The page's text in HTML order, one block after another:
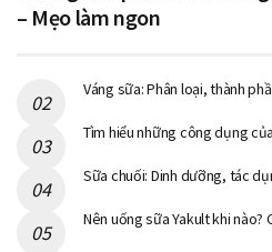
– Mẹo làm ngon
Váng sữa: Phân loại, thành
Tìm hiểu những công dụng
Sữa chuối: Dinh dưỡng, tác
Nên uống sữa Yakult khi nào?